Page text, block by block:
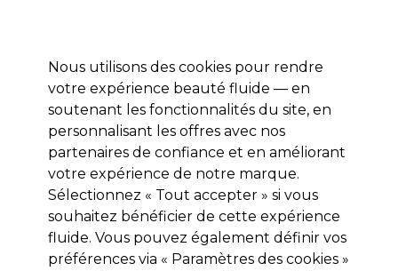
Se connecter
Marques Bons plans 🌟 Coiffure Electro et Matériel
Livraison le lendemain*
Après expédition, du lundi au vendredi
Checi Footfile Autoclave
Nous utilisons des cookies pour rendre
votre expérience beauté fluide — en
soutenant les fonctionnalités du site, en
personnalisant les offres avec nos
partenaires de confiance et en améliorant
votre expérience de notre marque.
Sélectionnez « Tout accepter » si vous
souhaitez bénéficier de cette expérience
fluide. Vous pouvez également définir vos
préférences via « Paramètres des cookies »